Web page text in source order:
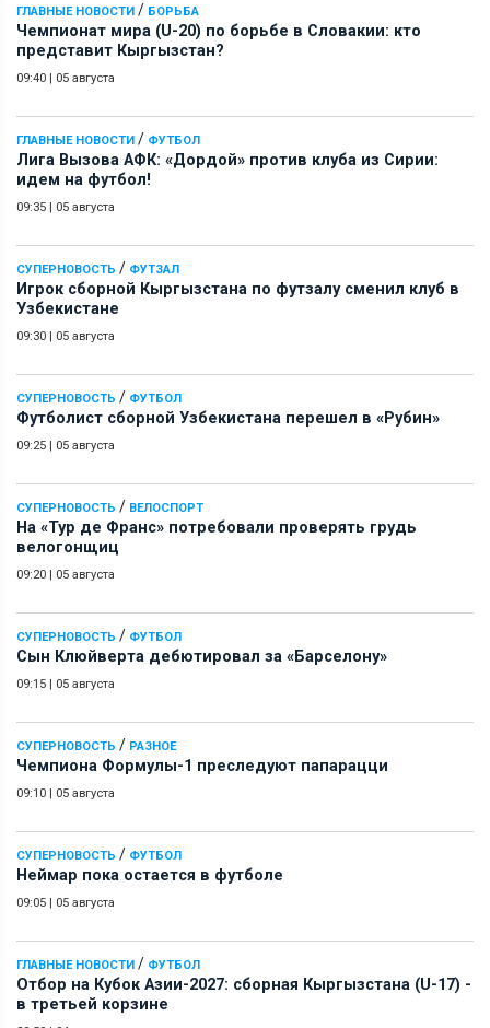
ГЛАВНЫЕ НОВОСТИ / БОРЬБА
Чемпионат мира (U-20) по борьбе в Словакии: кто
представит Кыргызстан?
09:40 05 августа
ГЛАВНЫЕ НОВОСТИ / ФУТБОЛ
Лига Вызова АФК: «Дордой» против клуба из Сирии:
идем на футбол!
09:35 05 августа
СУПЕРНОВОСТЬ / ФУТЗАЛ
Игрок сборной Кыргызстана по футзалу сменил клуб в
Узбекистане
09:30 05 августа
СУПЕРНОВОСТЬ / ФУТБОЛ
Футболист сборной Узбекистана перешел в «Рубин»
09:25 05 августа
СУПЕРНОВОСТЬ / ВЕЛОСПОРТ
На «Тур де Франс» потребовали проверять грудь
велогонщиц
09:20 05 августа
СУПЕРНОВОСТЬ / ФУТБОЛ
Сын Клюйверта дебютировал за «Барселону»
09:15 05 августа
СУПЕРНОВОСТЬ / РАЗНОЕ
Чемпиона Формулы-1 преследуют папарацци
09:10 05 августа
СУПЕРНОВОСТЬ / ФУТБОЛ
Неймар пока остается в футболе
09:05 05 августа
ГЛАВНЫЕ НОВОСТИ / ФУТБОЛ
Отбор на Кубок Азии-2027: сборная Кыргызстана (U-17) -
в третьей корзине